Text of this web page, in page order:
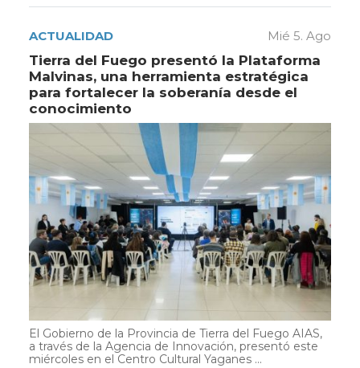
ACTUALIDAD Mié 5. Ago
Tierra del Fuego presentó la Plataforma
Malvinas, una herramienta estratégica
para fortalecer la soberanía desde el
conocimiento
El Gobierno de la Provincia de Tierra del Fuego AIAS,
a través de la Agencia de Innovación, presentó este
miércoles en el Centro Cultural Yaganes ...